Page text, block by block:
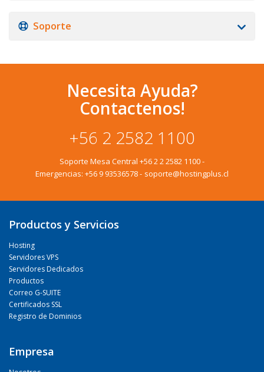
Soporte
Necesita Ayuda?
Contactenos!
+56 2 2582 1100
Soporte Mesa Central +56 2 2 2582 1100-
Emergencias: +56 9 93536578- soporte@hostingplus.cl
Productos y Servicios
Hosting
Servidores VPS
Servidores Dedicados
Productos
Correo G-SUITE
Certificados SSL
Registro de Dominios
Empresa